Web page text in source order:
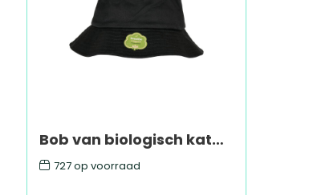
Bob van biologisch katoen
727op voorraad